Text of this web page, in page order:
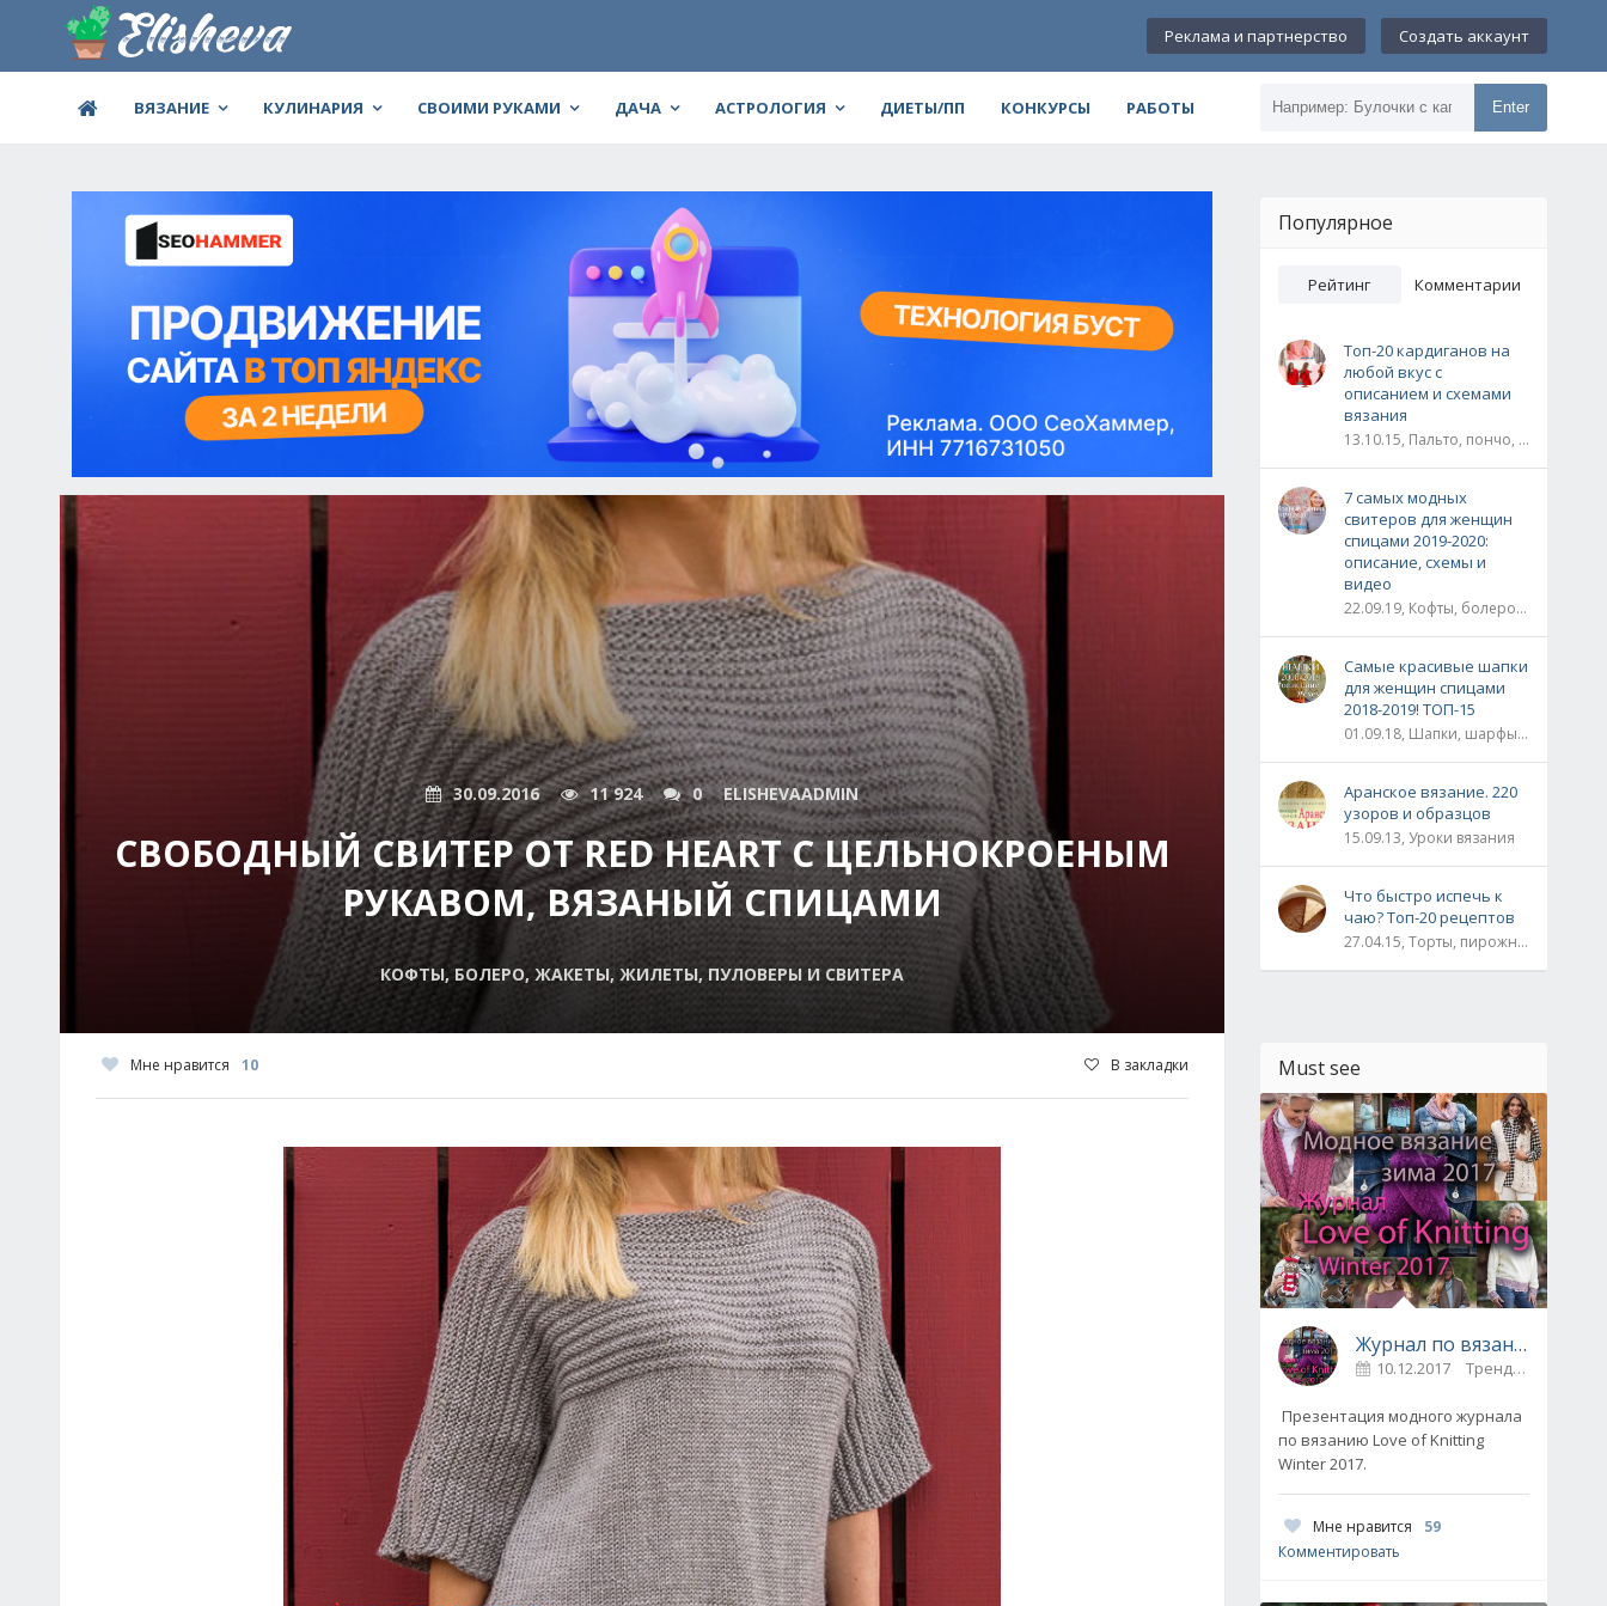
Реклама и партнерство Создать аккаунт
ВЯЗАНИЕ КУЛИНАРИЯ СВОИМИ РУКАМИ ДАЧА АСТРОЛОГИЯ ДИЕТЫ/ПП КОНКУРСЫ РАБОТЫ Enter
30.09.2016 11 924 0 ELISHEVAADMIN
СВОБОДНЫЙ СВИТЕР ОТ RED HEART С ЦЕЛЬНОКРОЕНЫМ
РУКАВОМ, ВЯЗАНЫЙ СПИЦАМИ
КОФТЫ, БОЛЕРО, ЖАКЕТЫ, ЖИЛЕТЫ, ПУЛОВЕРЫ И СВИТЕРА
Мне нравится 10 В закладки
Популярное
Рейтинг Комментарии
Топ-20 кардиганов на
любой вкус с
описанием и схемами
вязания
13.10.15, Пальто, пончо, кардиганы
7 самых модных
свитеров для женщин
спицами 2019-2020:
описание, схемы и
видео
22.09.19, Кофты, болеро, жакеты, жилеты, пуловеры и свитера
Самые красивые шапки
для женщин спицами
2018-2019! ТОП-15
01.09.18, Шапки, шарфы, шали, снуды и палантины
Аранское вязание. 220
узоров и образцов
15.09.13, Уроки вязания
Что быстро испечь к
чаю? Топ-20 рецептов
27.04.15, Торты, пирожные, рулеты / Булки, пироги / Печенье, кексы, маффины / На скорую руку
Must see
Журнал по вязанию Love of Knitting выпуск Зима 2017
10.12.2017 Тренды / Вдохновение
Презентация модного журнала
по вязанию Love of Knitting
Winter 2017.
Мне нравится
59
Комментировать